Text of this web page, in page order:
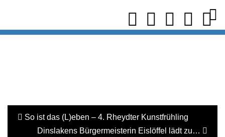
So ist das (L)eben – 4. Rheydter Kunstfrühling
Dinslakens Bürgermeisterin Eislöffel lädt zu…